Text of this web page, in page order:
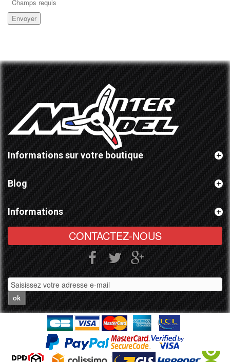
Champs requis
Envoyer
Informations sur votre boutique
Blog
Informations
CONTACTEZ-NOUS
ok